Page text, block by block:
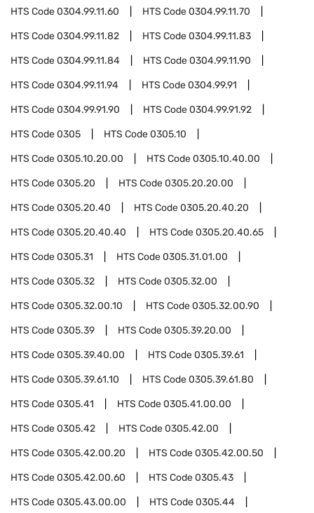
HTS Code0304.99.11.60 HTS Code0304.99.11.70
HTS Code0304.99.11.82 HTS Code0304.99.11.83
HTS Code0304.99.11.84 HTS Code0304.99.11.90
HTS Code0304.99.11.94 HTS Code0304.99.91
HTS Code0304.99.91.90 HTS Code0304.99.91.92
HTS Code0305 HTS Code0305.10
HTS Code0305.10.20.00 HTS Code0305.10.40.00
HTS Code0305.20 HTS Code0305.20.20.00
HTS Code0305.20.40 HTS Code0305.20.40.20
HTS Code0305.20.40.40 HTS Code0305.20.40.65
HTS Code0305.31 HTS Code0305.31.01.00
HTS Code0305.32 HTS Code0305.32.00
HTS Code0305.32.00.10 HTS Code0305.32.00.90
HTS Code0305.39 HTS Code0305.39.20.00
HTS Code0305.39.40.00 HTS Code0305.39.61
HTS Code0305.39.61.10 HTS Code0305.39.61.80
HTS Code0305.41 HTS Code0305.41.00.00
HTS Code0305.42 HTS Code0305.42.00
HTS Code0305.42.00.20 HTS Code0305.42.00.50
HTS Code0305.42.00.60 HTS Code0305.43
HTS Code0305.43.00.00 HTS Code0305.44